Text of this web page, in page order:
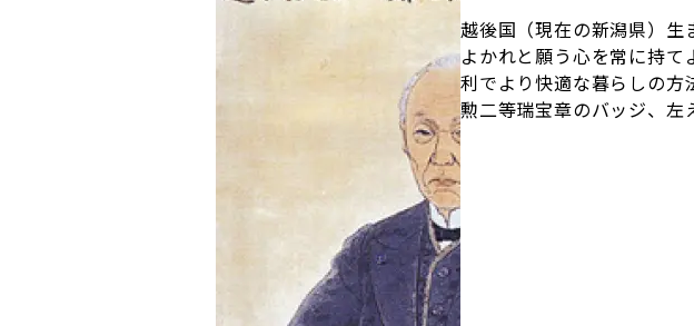
越後国（現在の新潟県）
よかれと願う心を常に持
利でより快適な暮らしの方
勲二等瑞宝章のバッジ、左